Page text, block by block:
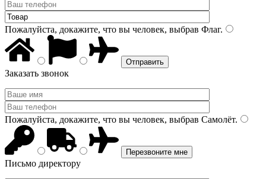
Пожалуйста, докажите, что вы человек, выбрав Флаг.
Заказать звонок
Пожалуйста, докажите, что вы человек, выбрав Самолёт.
Письмо директору